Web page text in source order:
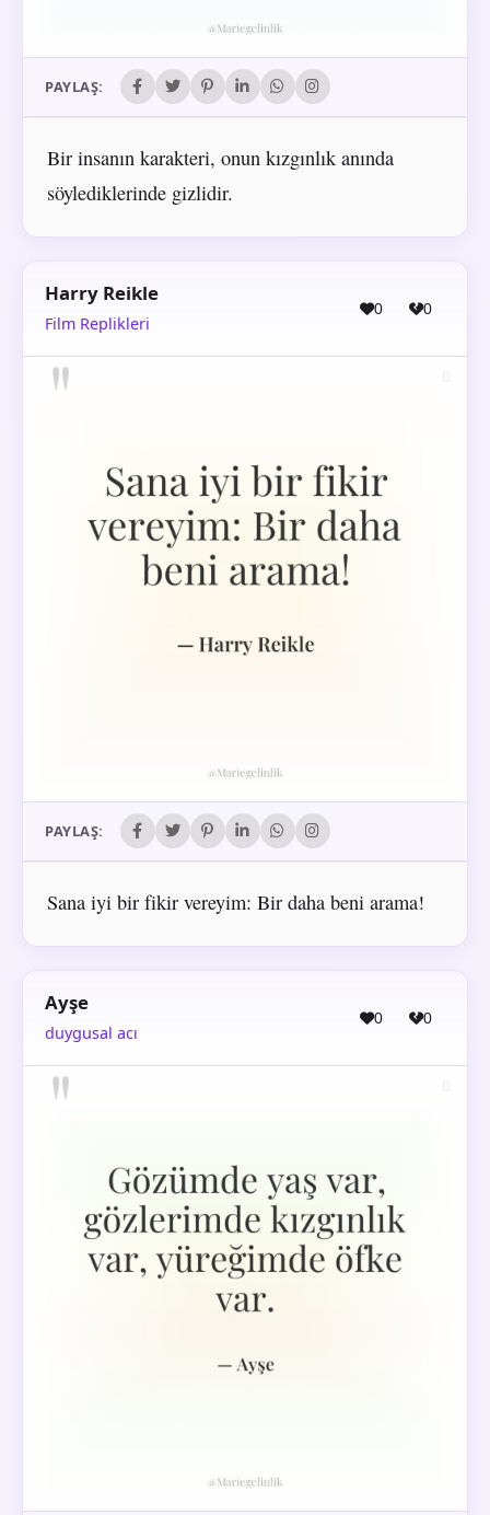
PAYLAŞ:
Bir insanın karakteri, onun kızgınlık anında
söylediklerinde gizlidir.
Harry Reikle
Film Replikleri
0 0
PAYLAŞ:
Sana iyi bir fikir vereyim: Bir daha beni arama!
Ayşe
duygusal acı
0 0